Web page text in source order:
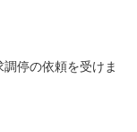
停の依頼を受けま